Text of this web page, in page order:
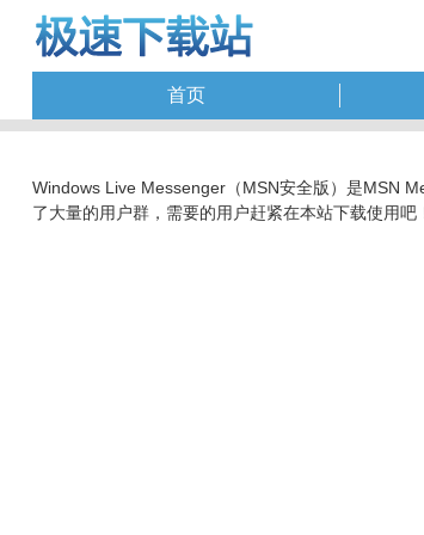
首页
Windows Live Messenger（MSN安全版）是MSN
了大量的用户群，需要的用户赶紧在本站下载使用吧